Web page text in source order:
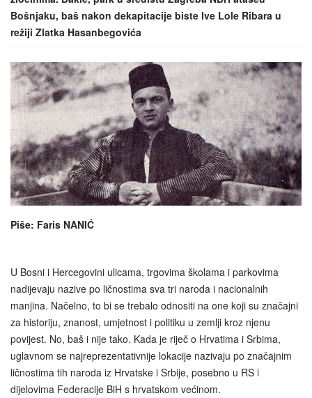
Bošnjaku, baš nakon dekapitacije biste Ive Lole Ribara u
režiji Zlatka Hasanbegovića
Piše: Faris NANIĆ
U Bosni i Hercegovini ulicama, trgovima školama i parkovima
nadijevaju nazive po ličnostima sva tri naroda i nacionalnih
manjina. Načelno, to bi se trebalo odnositi na one koji su značajni
za historiju, znanost, umjetnost i politiku u zemlji kroz njenu
povijest. No, baš i nije tako. Kada je riječ o Hrvatima i Srbima,
uglavnom se najreprezentativnije lokacije nazivaju po značajnim
ličnostima tih naroda iz Hrvatske i Srbije, posebno u RS i
dijelovima Federacije BiH s hrvatskom većinom.